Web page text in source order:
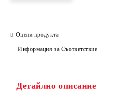
Оцени продукта
Информация за Съответствие
Детайлно описание